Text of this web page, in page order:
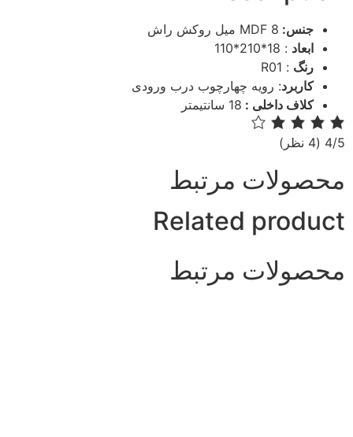
جنس: MDF 8 میل روکش راش
ابعاد : 18*210*110
رنگ : R01
کاربرد: رویه چهارچوب درب ورودی
کلاف داخلی : 18 سانتیمتر
‫4/5 ‫(4 نظر)
محصولات مرتبط
Related product
محصولات مرتبط